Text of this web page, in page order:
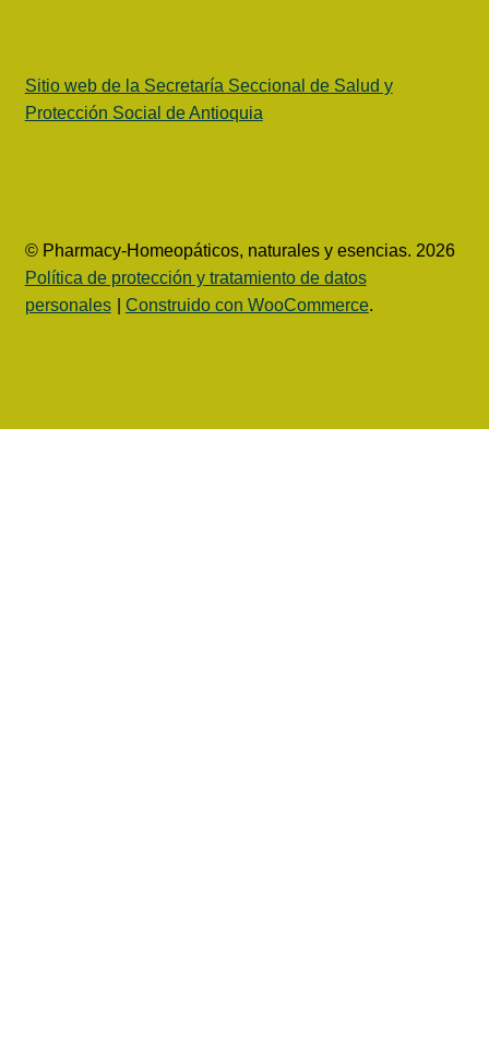
Sitio web de la Secretaría Seccional de Salud y
Protección Social de Antioquia
© Pharmacy-Homeopáticos, naturales y esencias. 2026
Política de protección y tratamiento de datos
personales
Construido con WooCommerce.